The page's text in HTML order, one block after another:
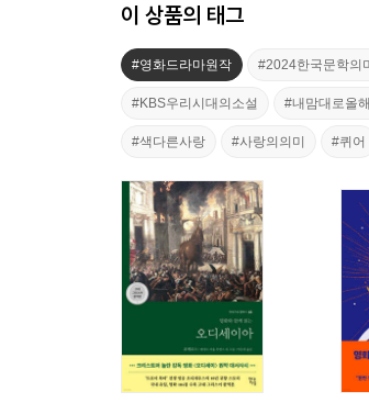
이 상품의 태그
#영화드라마원작 #2024한국문학의
#KBS우리시대의소설 #내맘대로올
#색다른사랑 #사랑의의미 #퀴어